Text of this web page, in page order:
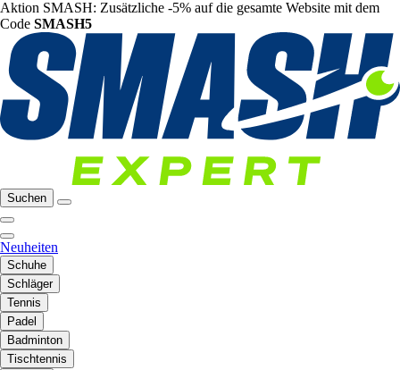
Aktion SMASH: Zusätzliche -5% auf die gesamte Website mit dem
Code SMASH5
Suchen
Neuheiten
Schuhe
Schläger
Tennis
Padel
Badminton
Tischtennis